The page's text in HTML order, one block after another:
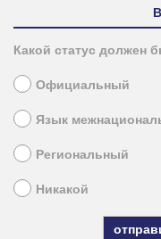
Какой статус должен
Официальный
Язык
Региональный
Никакой